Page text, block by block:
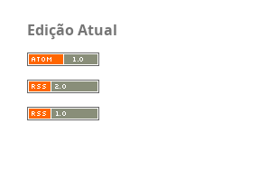
Edição Atual